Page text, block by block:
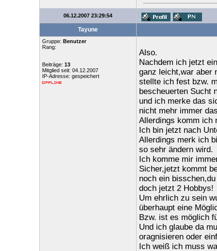
06.12.2007 23:29:54
Tayune
Gruppe: Benutzer
Rang:
Beiträge: 13
Mitglied seit: 04.12.2007
IP-Adresse: gespeichert
Also.
Nachdem ich jetzt
ganz leicht,war aber
stellte ich fest bzw.
bescheuerten Sucht
und ich merke das
nicht mehr immer
Allerdings komm ich
Ich bin jetzt nach
Allerdings merk ich
so sehr ändern wird.
Ich komme mir
Sicher,jetzt kommt
noch ein
doch jetzt 2 Hobbys!
Um ehrlich zu sein
überhaupt eine
Bzw. ist es möglich
Und ich glaube da
oragnisieren oder
Ich weiß ich muss